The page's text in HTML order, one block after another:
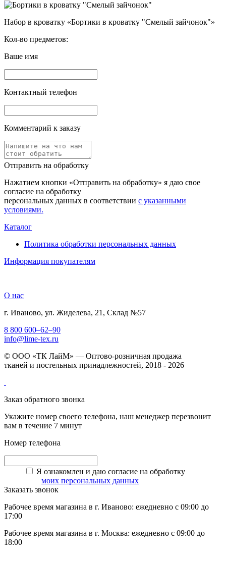
Набор в кроватку «Бортики в кроватку "Смелый зайчонок"»
Кол-во предметов:
Ваше имя
Контактный телефон
Комментарий к заказу
Отправить на обработку
Нажатием кнопки «Отправить на обработку» я даю свое
согласие на обработку
персональных данных в соответствии с указанными
условиями.
Каталог
Политика обработки персональных данных
Информация покупателям
О нас
г. Иваново, ул. Жиделева, 21, Склад №57
8 800 600–62–90
info@lime-tex.ru
© ООО «ТК ЛайМ» — Оптово-розничная продажа
тканей и постельных принадлежностей, 2018 - 2026
Заказ обратного звонка
Укажите номер своего телефона, наш менеджер перезвонит
вам в течение 7 минут
Номер телефона
Я ознакомлен и даю согласие на обработку
моих персональных данных
Заказать звонок
Рабочее время магазина в г. Иваново: ежедневно с 09:00 до
17:00
Рабочее время магазина в г. Москва: ежедневно с 09:00 до
18:00